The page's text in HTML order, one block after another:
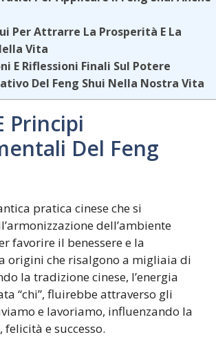
Per Attrarre La Prosperità E La
Vita
E Riflessioni Finali Sul Potere
Del Feng Shui Nella Nostra Vita
Principi
Del Feng
pratica cinese che si
dell’ambiente
favorire il benessere e la
origini che risalgono a migliaia di
la tradizione cinese, l’energia
“chi”, fluirebbe attraverso gli
e lavoriamo, influenzando la
e successo.